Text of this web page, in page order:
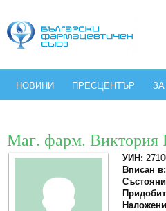
НОВИНИ ПРЕСЦЕНТЪР
Маг. фарм. Виктория
УИН:
Вписан в: